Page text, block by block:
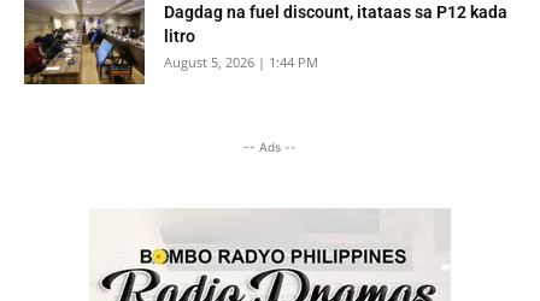
Dagdag na fuel discount, itataas sa P12 kada
litro
August 5, 2026 | 1:44 PM
-- Ads --